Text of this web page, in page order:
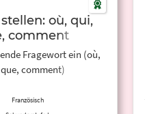
où, qui,
comment
Fragewort ein (où,
comment)
Französisch